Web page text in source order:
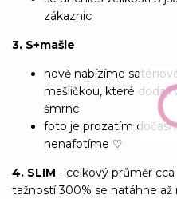
zákaznic
3. S+mašle
nově nabízíme
mašličkou, které dodají
šmrnc
foto je prozatím
nenafotíme ♡
4. SLIM - celkový průměr
tažností 300% se natáhne až